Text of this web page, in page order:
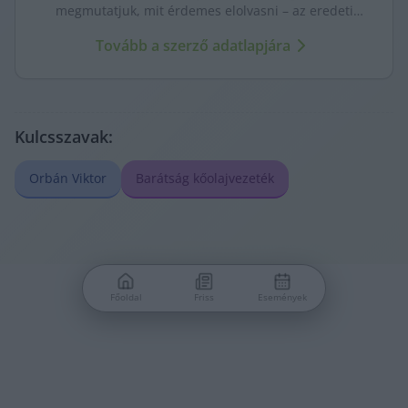
megmutatjuk, mit érdemes elolvasni – az eredeti
Tovább a szerző adatlapjára
Kulcsszavak:
Orbán Viktor Barátság kőolajvezeték
Főoldal Friss Események